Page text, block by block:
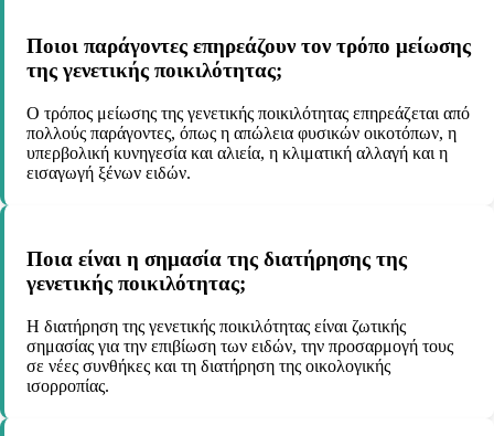
Ποιοι παράγοντες επηρεάζουν τον τρόπο μείωσης
της γενετικής ποικιλότητας;
Ο τρόπος μείωσης της γενετικής ποικιλότητας επηρεάζεται από
πολλούς παράγοντες, όπως η απώλεια φυσικών οικοτόπων, η
υπερβολική κυνηγεσία και αλιεία, η κλιματική αλλαγή και η
εισαγωγή ξένων ειδών.
Ποια είναι η σημασία της διατήρησης της
γενετικής ποικιλότητας;
Η διατήρηση της γενετικής ποικιλότητας είναι ζωτικής
σημασίας για την επιβίωση των ειδών, την προσαρμογή τους
σε νέες συνθήκες και τη διατήρηση της οικολογικής
ισορροπίας.